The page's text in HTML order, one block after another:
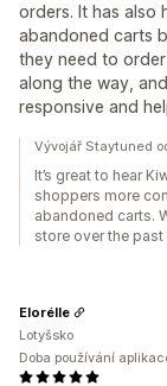
orders. It has also
abandoned carts
they need to
along the way,
responsive and
Vývojář Staytuned
It’s great to hear
shoppers more
abandoned carts.
store over the
Elorélle
Lotyšsko
Doba používání